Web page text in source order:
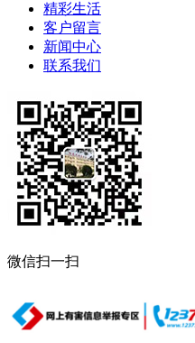
精彩生活
客户留言
新闻中心
联系我们
微信扫一扫